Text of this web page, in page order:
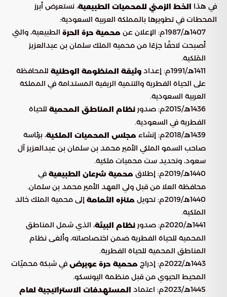
في هذا الخط الزمني للمحميات الطبيعية، نستعرض أبرز
المحطات في تطويرها بالمملكة العربية السعودية:
1407هـ/1987م: الإعلان عن
محمية حرة الحرة الطبيعية، والتي
أصبحت لاحقًا جزءًا من محمية الملك سلمان بن عبدالعزيز
المَلكية.
1411هـ/1991م: إعداد
وثيقة المنظومة الوطنية للمحافظة
على الحياة الفطرية والتنمية الريفية المستدامة في المملكة
العربية السعودية.
1436هـ/2015م: صدور
نظام المناطق المحمية للحياة
الفطرية في السعودية.
1439هـ/2018م: إنشاء
مجلس المحميات الملكية، برئاسة
صاحب السمو الملكي الأمير محمد بن سلمان بن عبدالعزيز آل
سعود، وتحديد ست محميات ملكية.
1440هـ/2019م: إطلاق
محمية شرعان الطبيعية في
محافظة العلا من قبل ولي العهد الأمير محمد بن سلمان.
1440هـ/2019م: تحويل
متنزه الثمامة إلى محمية الملك خالد
الملكية.
1441هـ/2020م: صدور
نظام البيئة، الذي شمل المناطق
المحمية للحياة الفطرية ضمن اختصاصاته، وألغى نظام
المناطق المحمية للحياة الفطرية.
1443هـ/2022م: إدراج
محمية حرة عويرض في شبكة محميّات
المحيط الحيوي من قبل منظمة اليونسكو.
1445هـ/2023م: اعتماد
المستهدفات الاستراتيجية لعام